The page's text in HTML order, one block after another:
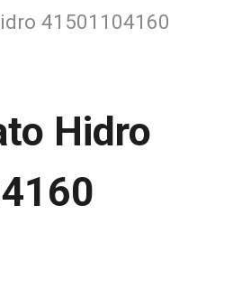
41501104160
Hidro